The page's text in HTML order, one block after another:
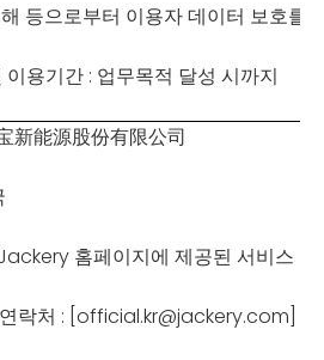
등으로부터 이용자 데이터 보호를
용기간 : 업무목적 달성 시까지
新能源股份有限公司
홈페이지에 제공된 서비스
락처 : [official.kr@jackery.com]